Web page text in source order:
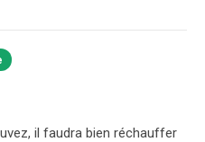
il faudra bien réchauffer